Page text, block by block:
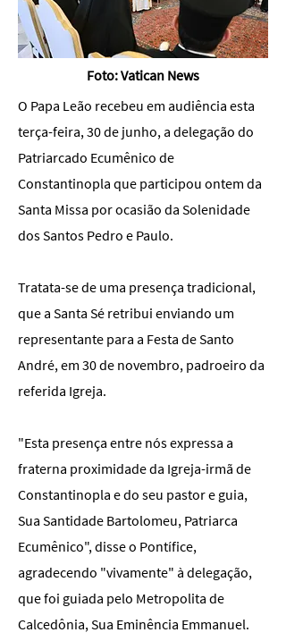
Foto: Vatican News
O Papa Leão recebeu em audiência esta
terça-feira, 30 de junho, a delegação do
Patriarcado Ecumênico de
Constantinopla que participou ontem da
Santa Missa por ocasião da Solenidade
dos Santos Pedro e Paulo.
Tratata-se de uma presença tradicional,
que a Santa Sé retribui enviando um
representante para a Festa de Santo
André, em 30 de novembro, padroeiro da
referida Igreja.
"Esta presença entre nós expressa a
fraterna proximidade da Igreja-irmã de
Constantinopla e do seu pastor e guia,
Sua Santidade Bartolomeu, Patriarca
Ecumênico", disse o Pontífice,
agradecendo "vivamente" à delegação,
que foi guiada pelo Metropolita de
Calcedônia, Sua Eminência Emmanuel.